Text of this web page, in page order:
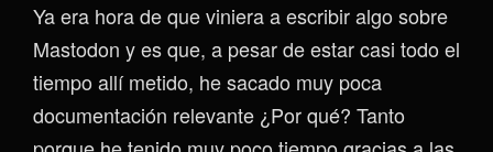
Ya era hora de que viniera a escribir algo sobre
Mastodon y es que, a pesar de estar casi todo el
tiempo allí metido, he sacado muy poca
documentación relevante ¿Por qué? Tanto